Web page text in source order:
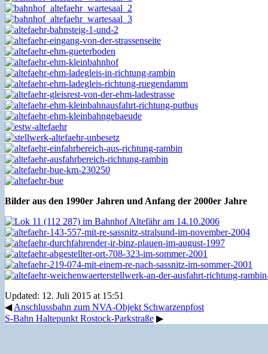
Bilder aus den 1990er Jahren und Anfang der 2000er Jahre
Updated: 12. Juli 2015 at 15:51
◀Anschlussbahn zum NVA-Objekt Schwarzenpfost
S-Bahn Haltepunkt Rostock-Parkstraße ▶